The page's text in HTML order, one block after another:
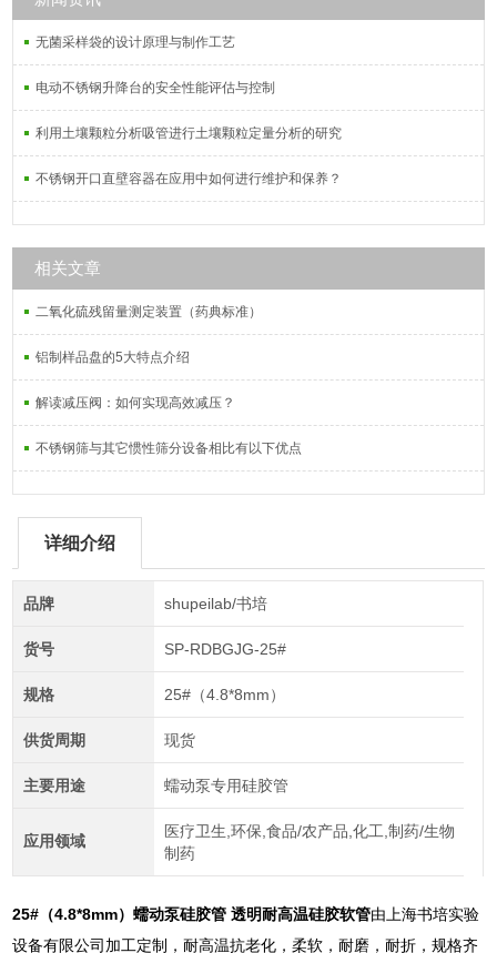
无菌采样袋的设计原理与制作工艺
电动不锈钢升降台的安全性能评估与控制
利用土壤颗粒分析吸管进行土壤颗粒定量分析的研究
不锈钢开口直壁容器在应用中如何进行维护和保养？
相关文章
二氧化硫残留量测定装置（药典标准）
铝制样品盘的5大特点介绍
解读减压阀：如何实现高效减压？
不锈钢筛与其它惯性筛分设备相比有以下优点
详细介绍
品牌 shupeilab/书培
货号 SP-RDBGJG-25#
规格 25#（4.8*8mm）
供货周期 现货
主要用途 蠕动泵专用硅胶管
应用领域
医疗卫生,环保,食品/农产品,化工,制药/生物
制药
25#（4.8*8mm）蠕动泵硅胶管 透明耐高温硅胶软管由上海书培实验
设备有限公司加工定制，耐高温抗老化，柔软，耐磨，耐折，规格齐